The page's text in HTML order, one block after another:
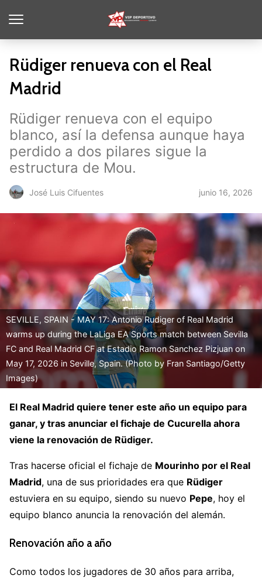
Rüdiger renueva con el Real
Madrid
Rüdiger renueva con el equipo
blanco, así la defensa aunque haya
perdido a dos pilares sigue la
estructura de Mou.
José Luis Cifuentes junio 16, 2026
SEVILLE, SPAIN - MAY 17: Antonio Rudiger of Real Madrid
warms up during the LaLiga EA Sports match between Sevilla
FC and Real Madrid CF at Estadio Ramon Sanchez Pizjuan on
May 17, 2026 in Seville, Spain. (Photo by Fran Santiago/Getty
Images)
El Real Madrid quiere tener este año un equipo para
ganar, y tras anunciar el fichaje de Cucurella ahora
viene la renovación de Rüdiger.
Tras hacerse oficial el fichaje de Mourinho por el Real
Madrid, una de sus prioridades era que Rüdiger
estuviera en su equipo, siendo su nuevo Pepe, hoy el
equipo blanco anuncia la renovación del alemán.
Renovación año a año
Como todos los jugadores de 30 años para arriba,